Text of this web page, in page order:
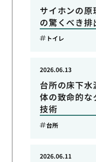
サイホンの
の驚くべき排
トイレ
台所の床下
体の致命的な
技術
2026.06.13
台所
2026.06.11